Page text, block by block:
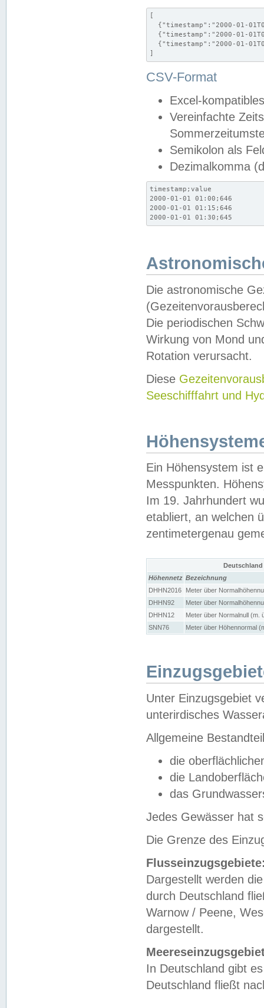
[
{"timestamp":"2000-01-
{"timestamp":"2000-01-
{"timestamp":"2000-01-
]
CSV-Format
Excel-
Vereinfachte
Semikolon als
Dezimalkomma
timestamp;value
2000-01-01 01:00;646
2000-01-01 01:15;646
2000-01-01 01:30;645
Die astronomische
Die periodischen
Wirkung von Mond
Rotation verursacht.
Diese
Seeschifffahrt und
Ein Höhensystem ist
Messpunkten.
Im 19. Jahrhundert
etabliert, an welchen
zentimetergenau
Höhennetz Bezeichnung
DHHN2016
Meter über
DHHN92
Meter über
DHHN12
Meter über Normalnull (m.
SNN76
Meter über Höhennormal
Unter Einzugsgebiet
unterirdisches
Allgemeine
die
die
das
Jedes Gewässer hat
Die Grenze des
Dargestellt werden
durch Deutschland
Warnow / Peene,
dargestellt.
In Deutschland gibt
Deutschland fließt